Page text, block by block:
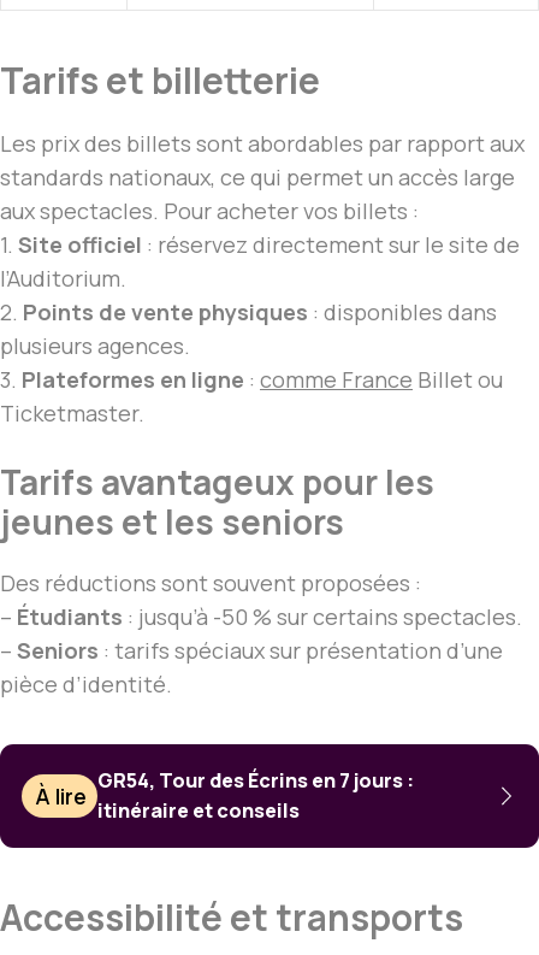
Tarifs et billetterie
Les prix des billets sont abordables par rapport aux
standards nationaux, ce qui permet un accès large
aux spectacles. Pour acheter vos billets :
1. Site officiel : réservez directement sur le site de
l’Auditorium.
2. Points de vente physiques : disponibles dans
plusieurs agences.
3. Plateformes en ligne : comme France Billet ou
Ticketmaster.
Tarifs avantageux pour les
jeunes et les seniors
Des réductions sont souvent proposées :
– Étudiants : jusqu’à -50 % sur certains spectacles.
– Seniors : tarifs spéciaux sur présentation d’une
pièce d’identité.
À lire
GR54, Tour des Écrins en 7 jours :
itinéraire et conseils
Accessibilité et transports